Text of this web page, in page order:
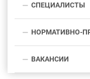
СПЕЦИАЛИСТЫ
НОРМАТИВНО-
ВАКАНСИИ